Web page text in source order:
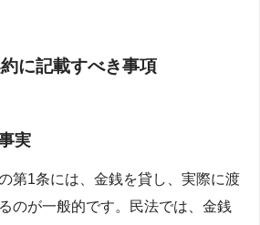
に記載すべき事項
実
第1条には、金銭を貸し、実際に渡
のが一般的です。民法では、金銭